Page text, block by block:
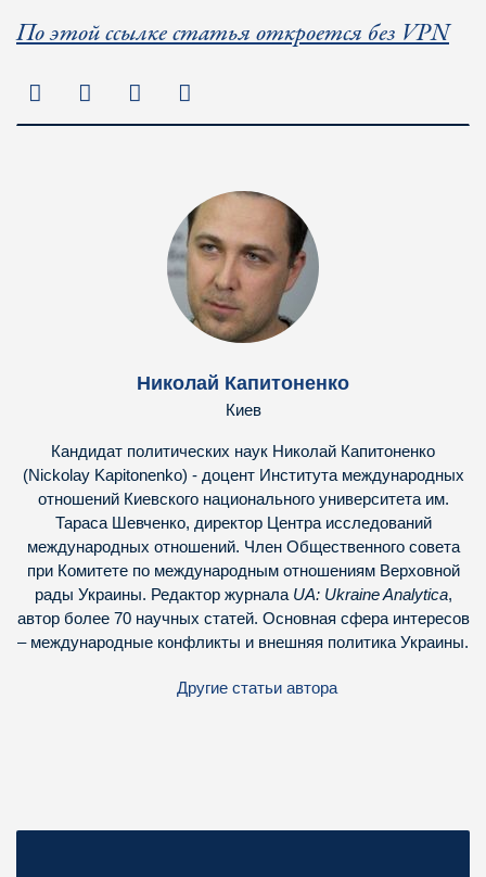
По этой ссылке статья откроется без VPN
Николай Капитоненко
Киев
Кандидат политических наук Николай Капитоненко
(Nickolay Kapitonenko) - доцент Института международных
отношений Киевского национального университета им.
Тараса Шевченко, директор Центра исследований
международных отношений. Член Общественного совета
при Комитете по международным отношениям Верховной
рады Украины. Редактор журнала UA: Ukraine Analytica,
автор более 70 научных статей. Основная сфера интересов
– международные конфликты и внешняя политика Украины.
Другие статьи автора